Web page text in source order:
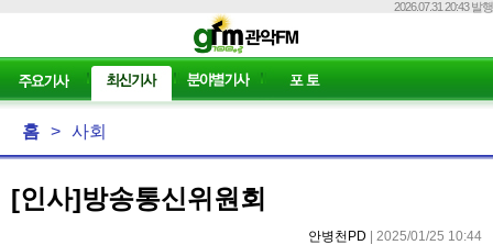
2026.07.31 20:43 발행
홈 > 사회
[인사]방송통신위원회
안병천PD | 2025/01/25 10:44